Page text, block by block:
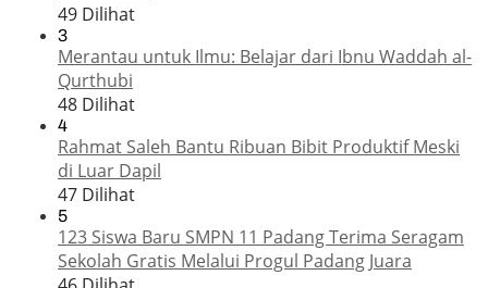
49 Dilihat
3
Merantau untuk Ilmu: Belajar dari Ibnu Waddah al-
Qurthubi
48 Dilihat
4
Rahmat Saleh Bantu Ribuan Bibit Produktif Meski
di Luar Dapil
47 Dilihat
5
123 Siswa Baru SMPN 11 Padang Terima Seragam
Sekolah Gratis Melalui Progul Padang Juara